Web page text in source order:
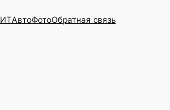
ИТАвтоФотоОбратная связь